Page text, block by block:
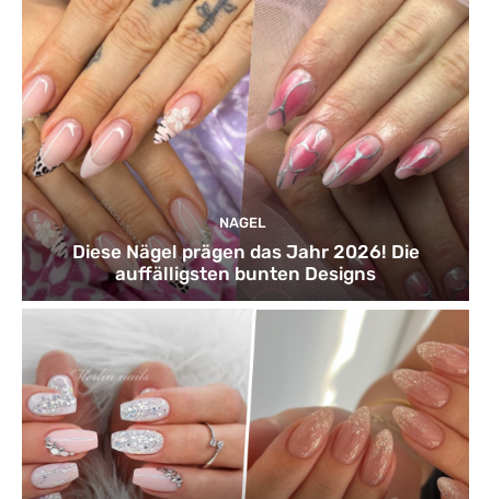
NAGEL
Diese Nägel prägen das Jahr 2026! Die
auffälligsten bunten Designs